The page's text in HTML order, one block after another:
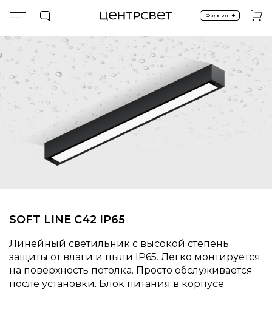
Фильтры +
SOFT LINE C42 IP65
Линейный светильник с высокой степень
защиты от влаги и пыли IP65. Легко монтируется
на поверхность потолка. Просто обслуживается
после установки. Блок питания в корпусе.